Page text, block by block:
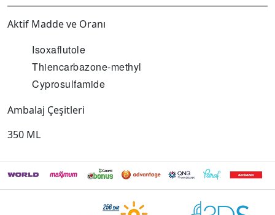
Aktif Madde ve Oranı
Isoxaflutole
Thiencarbazone-methyl
Cyprosulfamide
Ambalaj Çeşitleri
350 ML